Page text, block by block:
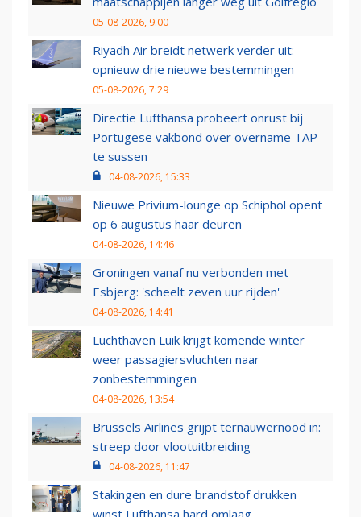
05-08-2026, 9:00
Riyadh Air breidt netwerk verder uit:
opnieuw drie nieuwe bestemmingen
05-08-2026, 7:29
Directie Lufthansa probeert onrust bij
Portugese vakbond over overname TAP
te sussen
04-08-2026, 15:33
Nieuwe Privium-lounge op Schiphol opent
op 6 augustus haar deuren
04-08-2026, 14:46
Groningen vanaf nu verbonden met
Esbjerg: 'scheelt zeven uur rijden'
04-08-2026, 14:41
Luchthaven Luik krijgt komende winter
weer passagiersvluchten naar
zonbestemmingen
04-08-2026, 13:54
Brussels Airlines grijpt ternauwernood in:
streep door vlootuitbreiding
04-08-2026, 11:47
Stakingen en dure brandstof drukken